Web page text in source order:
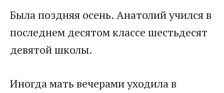
Была поздняя осень. Анатолий учился в
последнем десятом классе шестьдесят
девятой школы.
Иногда мать вечерами уходила в